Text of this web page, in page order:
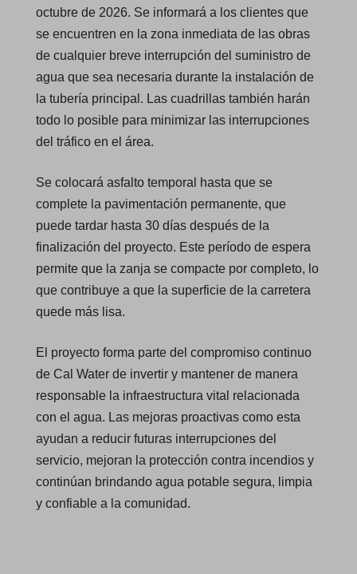
octubre de 2026. Se informará a los clientes que
se encuentren en la zona inmediata de las obras
de cualquier breve interrupción del suministro de
agua que sea necesaria durante la instalación de
la tubería principal. Las cuadrillas también harán
todo lo posible para minimizar las interrupciones
del tráfico en el área.
Se colocará asfalto temporal hasta que se
complete la pavimentación permanente, que
puede tardar hasta 30 días después de la
finalización del proyecto. Este período de espera
permite que la zanja se compacte por completo, lo
que contribuye a que la superficie de la carretera
quede más lisa.
El proyecto forma parte del compromiso continuo
de Cal Water de invertir y mantener de manera
responsable la infraestructura vital relacionada
con el agua. Las mejoras proactivas como esta
ayudan a reducir futuras interrupciones del
servicio, mejoran la protección contra incendios y
continúan brindando agua potable segura, limpia
y confiable a la comunidad.